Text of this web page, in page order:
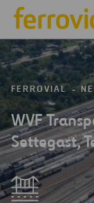
FERROVIAL
WVF
Settegast,